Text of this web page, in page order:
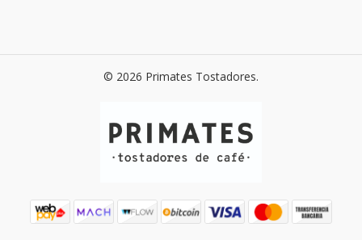
© 2026 Primates Tostadores.